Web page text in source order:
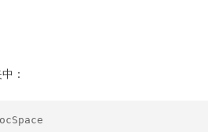
：